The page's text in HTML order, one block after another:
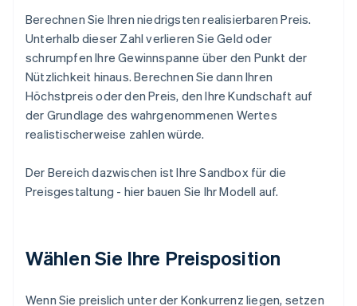
Berechnen Sie Ihren niedrigsten realisierbaren Preis.
Unterhalb dieser Zahl verlieren Sie Geld oder
schrumpfen Ihre Gewinnspanne über den Punkt der
Nützlichkeit hinaus. Berechnen Sie dann Ihren
Höchstpreis oder den Preis, den Ihre Kundschaft auf
der Grundlage des wahrgenommenen Wertes
realistischerweise zahlen würde.
Der Bereich dazwischen ist Ihre Sandbox für die
Preisgestaltung - hier bauen Sie Ihr Modell auf.
Wählen Sie Ihre Preisposition
Wenn Sie preislich unter der Konkurrenz liegen, setzen